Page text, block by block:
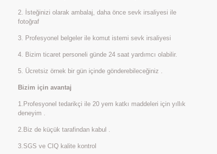
2. İsteğinizi olarak ambalaj, daha önce sevk irsaliyesi ile
fotoğraf
3. Profesyonel belgeler ile komut istemi sevk irsaliyesi
4. Bizim ticaret personeli günde 24 saat yardımcı olabilir.
5. Ücretsiz örnek bir gün içinde gönderebileceğiniz .
Bizim için avantaj
1.Profesyonel tedarikçi ile 20 yem katkı maddeleri için yıllık
deneyim .
2.Biz de küçük tarafindan kabul .
3.SGS ve CIQ kalite kontrol